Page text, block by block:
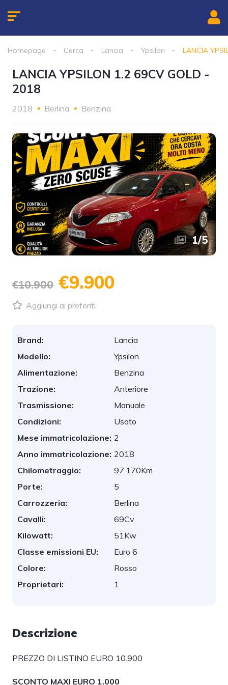
Homepage Cerca Lancia Ypsilon LANCIA
LANCIA YPSILON 1.2 69CV GOLD -
2018
2018 Berlina Benzina
1/5
€10.900 €9.900
Aggiungi ai preferiti
Brand:
Lancia
Modello:
Ypsilon
Alimentazione:
Benzina
Trazione:
Anteriore
Trasmissione:
Manuale
Condizioni:
Usato
Mese immatricolazione: 2
Anno immatricolazione: 2018
Chilometraggio:
97.170Km
Porte:
5
Carrozzeria:
Berlina
Cavalli:
69Cv
Kilowatt:
51Kw
Classe emissioni EU:
Euro 6
Colore:
Rosso
Proprietari:
1
Descrizione
PREZZO DI LISTINO EURO 10.900
SCONTO MAXI EURO 1.000